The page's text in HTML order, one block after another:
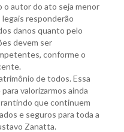
o autor do ato seja menor
responderão
danos quanto pelo
devem ser
conforme o
de todos. Essa
valorizarmos ainda
que continuem
e seguros para toda a
Zanatta.